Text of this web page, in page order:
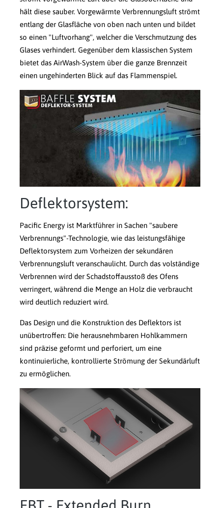
hält diese sauber. Vorgewärmte Verbrennungsluft strömt
entlang der Glasfläche von oben nach unten und bildet
so einen "Luftvorhang", welcher die Verschmutzung des
Glases verhindert. Gegenüber dem klassischen System
bietet das AirWash-System über die ganze Brennzeit
einen ungehinderten Blick auf das Flammenspiel.
Deflektorsystem:
Pacific Energy ist Marktführer in Sachen "saubere
Verbrennungs"-Technologie, wie das leistungsfähige
Deflektorsystem zum Vorheizen der sekundären
Verbrennungsluft veranschaulicht. Durch das volständige
Verbrennen wird der Schadstoffausstoß des Ofens
verringert, während die Menge an Holz die verbraucht
wird deutlich reduziert wird.
Das Design und die Konstruktion des Deflektors ist
unübertroffen: Die herausnehmbaren Hohlkammern
sind präzise geformt und perforiert, um eine
kontinuierliche, kontrollierte Strömung der Sekundärluft
zu ermöglichen.